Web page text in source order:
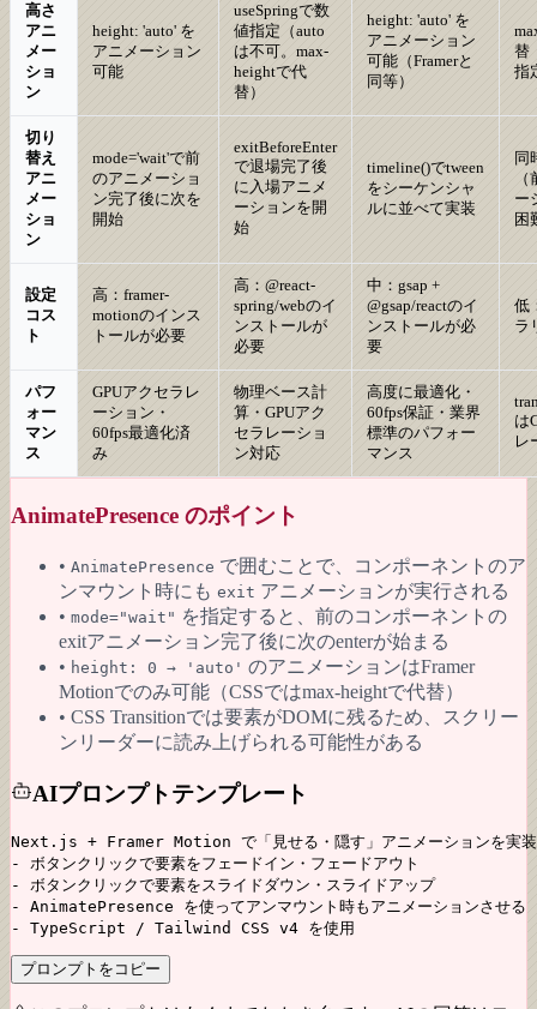
高さ
アニ
メー
ショ
ン
height: 'auto' を
アニメーション
可能
useSpringで数
値指定（auto
は不可。max-
heightで代
替）
height: 'auto' を
アニメーション
可能（Framerと
同等）
替
指
切り
替え
アニ
メー
ショ
ン
mode='wait'で前
のアニメーショ
ン完了後に次を
開始
exitBeforeEnter
で退場完了後
に入場アニメ
ーションを開
始
timeline()でtween
をシーケンシャ
ルに並べて実装
同
ー
困
設定
コス
ト
高：framer-
motionのインス
トールが必要
高：@react-
spring/webのイ
ンストールが
必要
中：gsap +
@gsap/reactのイ
ンストールが必
要
低
ラ
パフ
ォー
マン
ス
GPUアクセラレ
ーション・
60fps最適化済
み
物理ベース計
算・GPUアク
セラレーショ
ン対応
高度に最適化・
60fps保証・業界
標準のパフォー
マンス
は
レ
AnimatePresence のポイント
• AnimatePresence で囲むことで、コンポーネントのア
ンマウント時にも exit アニメーションが実行される
• mode="wait" を指定すると、前のコンポーネントの
exitアニメーション完了後に次のenterが始まる
• height: 0 → 'auto' のアニメーションはFramer
Motionでのみ可能（CSSではmax-heightで代替）
• CSS Transitionでは要素がDOMに残るため、スクリー
ンリーダーに読み上げられる可能性がある
AIプロンプトテンプレート
Next.js + Framer Motion で「見せる・隠す」アニメーションを実装
- ボタンクリックで要素をフェードイン・フェードアウト
- ボタンクリックで要素をスライドダウン・スライドアップ
- AnimatePresence を使ってアンマウント時もアニメーションさせる
- TypeScript / Tailwind CSS v4 を使用
プロンプトをコピー